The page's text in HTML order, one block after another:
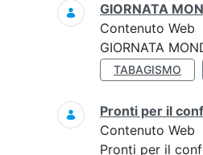
GIORNATA
Contenuto Web
GIORNATA
TABAGISMO
Pronti per il
Contenuto Web
Pronti per il